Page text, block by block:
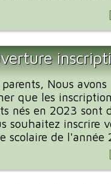
parents, Nous
que les
nés en 2023 sont
souhaitez inscrire
scolaire de